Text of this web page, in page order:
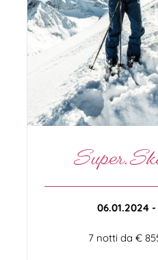
06.01.2024
7 notti da €